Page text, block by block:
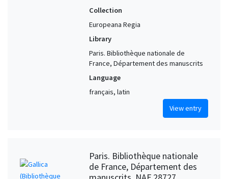
Collection
Europeana Regia
Library
Paris. Bibliothèque nationale de
France, Département des manuscrits
Language
français, latin
View entry
Paris. Bibliothèque nationale
de France, Département des